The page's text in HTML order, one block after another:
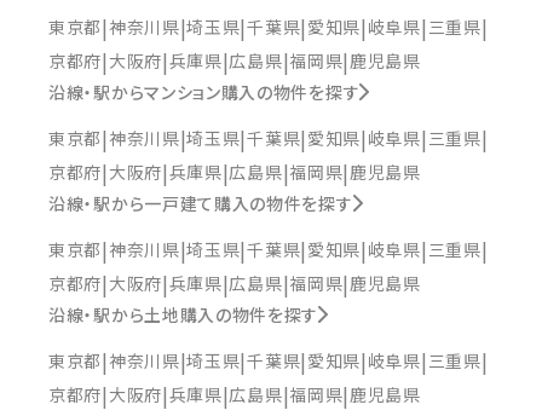
東京都 神奈川県 埼玉県 千葉県 愛知県 岐阜県 三重県
京都府 大阪府 兵庫県 広島県 福岡県 鹿児島県
沿線・駅からマンション購入の物件を探す
東京都 神奈川県 埼玉県 千葉県 愛知県 岐阜県 三重県
京都府 大阪府 兵庫県 広島県 福岡県 鹿児島県
沿線・駅から一戸建て購入の物件を探す
東京都 神奈川県 埼玉県 千葉県 愛知県 岐阜県 三重県
京都府 大阪府 兵庫県 広島県 福岡県 鹿児島県
沿線・駅から土地購入の物件を探す
東京都 神奈川県 埼玉県 千葉県 愛知県 岐阜県 三重県
京都府 大阪府 兵庫県 広島県 福岡県 鹿児島県